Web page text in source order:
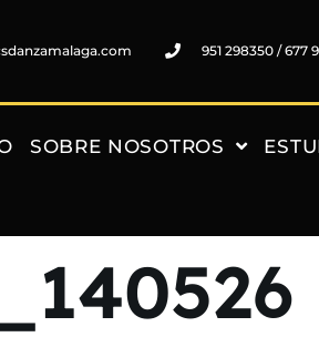
951 298350 / 677
SOBRE NOSOTROS